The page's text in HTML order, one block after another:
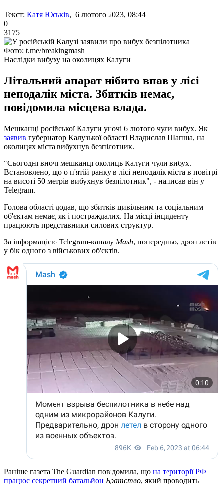
Текст: Катя Юськів, 6 лютого 2023, 08:44
0
3175
Фото: t.me/breakingmash
Наслідки вибуху на околицях Калуги
Літальний апарат нібито впав у лісі
неподалік міста. Збитків немає,
повідомила місцева влада.
Мешканці російської Калуги уночі 6 лютого чули вибух. Як
заявив губернатор Калузької області Владислав Шапша, на
околицях міста вибухнув безпілотник.
"Сьогодні вночі мешканці околиць Калуги чули вибух.
Встановлено, що о п'ятій ранку в лісі неподалік міста в повітрі
на висоті 50 метрів вибухнув безпілотник", - написав він у
Telegram.
Голова області додав, що збитків цивільним та соціальним
об'єктам немає, як і постраждалих. На місці інциденту
працюють представники силових структур.
За інформацією Telegram-каналу Mash, попередньо, дрон летів
у бік одного з військових об'єктів.
Раніше газета The Guardian повідомила, що на території РФ
працює секретний батальйон Братство, який проводить